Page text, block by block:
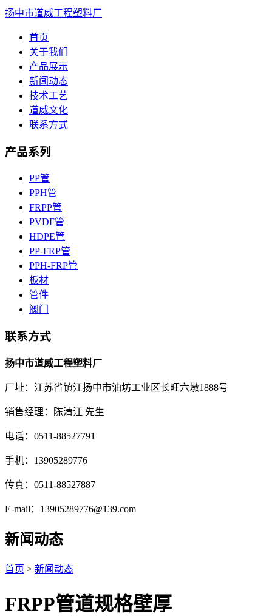
扬中市道威工程塑料厂
首页
关于我们
产品展示
新闻动态
技术工艺
道威文化
联系方式
产品系列
PP管
PPH管
FRPP管
PVDF管
HDPE管
PP-FRP管
PPH-FRP管
板材
管件
阀门
联系方式
扬中市道威工程塑料厂
厂址：江苏省镇江扬中市油坊工业区长旺六墩1888号
销售经理：陈清江 先生
电话：0511-88527791
手机：13905289776
传真：0511-88527887
E-mail：13905289776@139.com
新闻动态
首页 > 新闻动态
FRPP管道规格壁厚